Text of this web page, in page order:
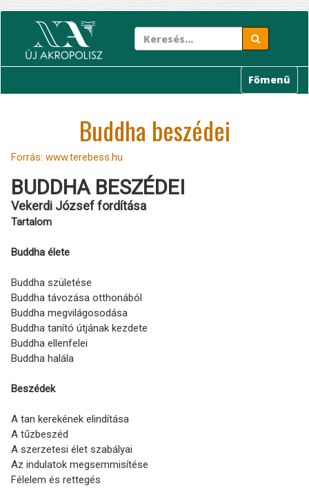
tartalomra
Főmenü
Buddha beszédei
Forrás: www.terebess.hu
BUDDHA BESZÉDEI
Vekerdi József fordítása
Tartalom
Buddha élete
Buddha születése
Buddha távozása otthonából
Buddha megvilágosodása
Buddha tanító útjának kezdete
Buddha ellenfelei
Buddha halála
Beszédek
A tan kerekének elindítása
A tűzbeszéd
A szerzetesi élet szabályai
Az indulatok megsemmisítése
Félelem és rettegés